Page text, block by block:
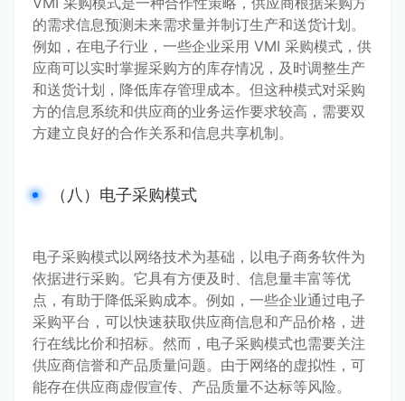
的需求信息预测未来需求量并制订生产和送货计划。
例如，在电子行业，一些企业采用 VMI 采购模式，供
应商可以实时掌握采购方的库存情况，及时调整生产
和送货计划，降低库存管理成本。但这种模式对采购
方的信息系统和供应商的业务运作要求较高，需要双
方建立良好的合作关系和信息共享机制。
（八）电子采购模式
电子采购模式以网络技术为基础，以电子商务软件为
依据进行采购。它具有方便及时、信息量丰富等优
点，有助于降低采购成本。例如，一些企业通过电子
采购平台，可以快速获取供应商信息和产品价格，进
行在线比价和招标。然而，电子采购模式也需要关注
供应商信誉和产品质量问题。由于网络的虚拟性，可
能存在供应商虚假宣传、产品质量不达标等风险。